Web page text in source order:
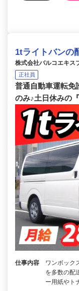
1tライトバンの
株式会社バルコエキス
正社員
普通自動車運転免
のみ♪土日休みの
仕事内容
ワンボック
を多数の配
ー用紙やト